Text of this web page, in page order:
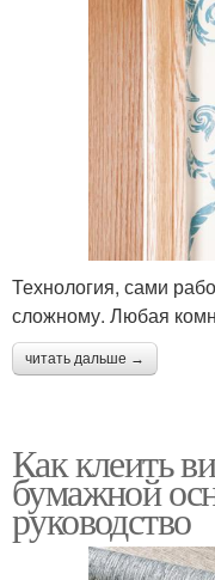
Технология, сами
сложному. Любая
читать дальше →
Как клеить
бумажной
руководство